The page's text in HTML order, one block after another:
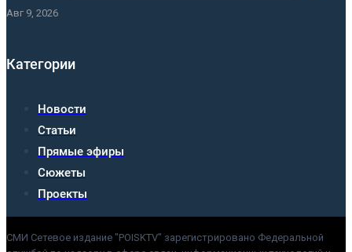
Авг 9, 2026
Категории
Новости
Статьи
Прямые эфиры
Сюжеты
Проекты
СМИ Сетевое издание "POISKTV" зарегистрировано Федеральной